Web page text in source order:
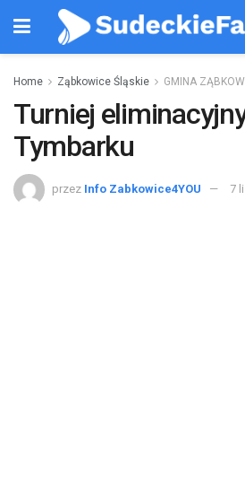
Home Ząbkowice Śląskie GMINA
Turniej
Tymbarku
przez Info Zabkowice4YOU 7